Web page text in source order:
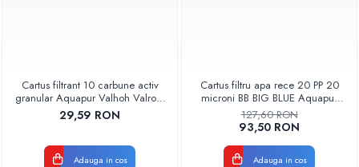
Cartus filtrant 10 carbune activ
granular Aquapur Valhoh Valrom
AQUA07000510000
29,59 RON
Adauga in cos
Cartus filtru apa rece 20 PP 20
microni BB BIG BLUE Aquapur
Valhoh Valrom
AQUA07100120020
127,60 RON
93,50 RON
Adauga in cos